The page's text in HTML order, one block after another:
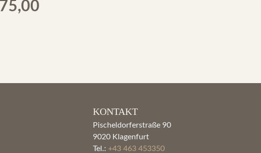
Current
€ 475,00.
KONTAKT
Pischeldorferstraße 90
9020 Klagenfurt
Tel.: +43 463 453350